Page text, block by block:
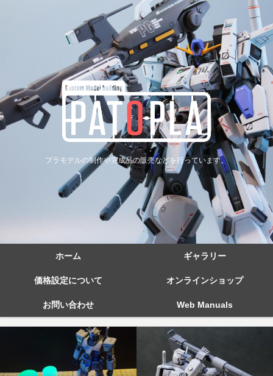
プラモデルの制作や完成品の販売などを行っています。
ホーム ギャラリー
価格設定について オンラインショップ
お問い合わせ Web Manuals